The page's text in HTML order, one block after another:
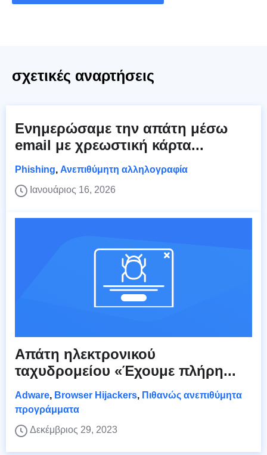
σχετικές αναρτήσεις
Ενημερώσαμε την απάτη μέσω
email με χρεωστική κάρτα...
Phishing, Ανεπιθύμητη αλληλογραφία
Ιανουάριος 16, 2026
Απάτη ηλεκτρονικού
ταχυδρομείου «Έχουμε πλήρη...
Adware, Browser Hijackers, Πιθανώς ανεπιθύμητα
προγράμματα
Δεκέμβριος 29, 2023